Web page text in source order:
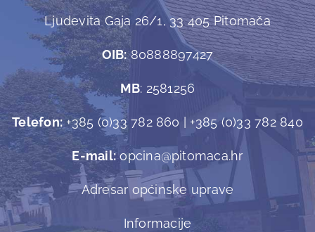
Ljudevita Gaja 26/1, 33 405 Pitomača
OIB:80888897427
MB: 2581256
Telefon:+385 (0)33 782 860 | +385 (0)33 782 840
E-mail:opcina@pitomaca.hr
Adresar općinske uprave
Informacije